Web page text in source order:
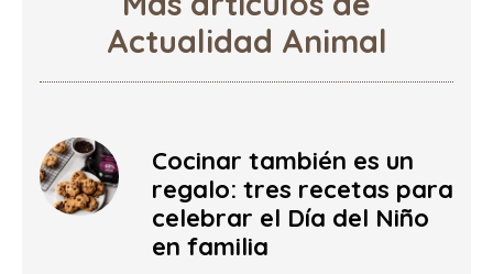
Actualidad Animal
Cocinar también es un
regalo: tres recetas para
celebrar el Día del Niño
en familia